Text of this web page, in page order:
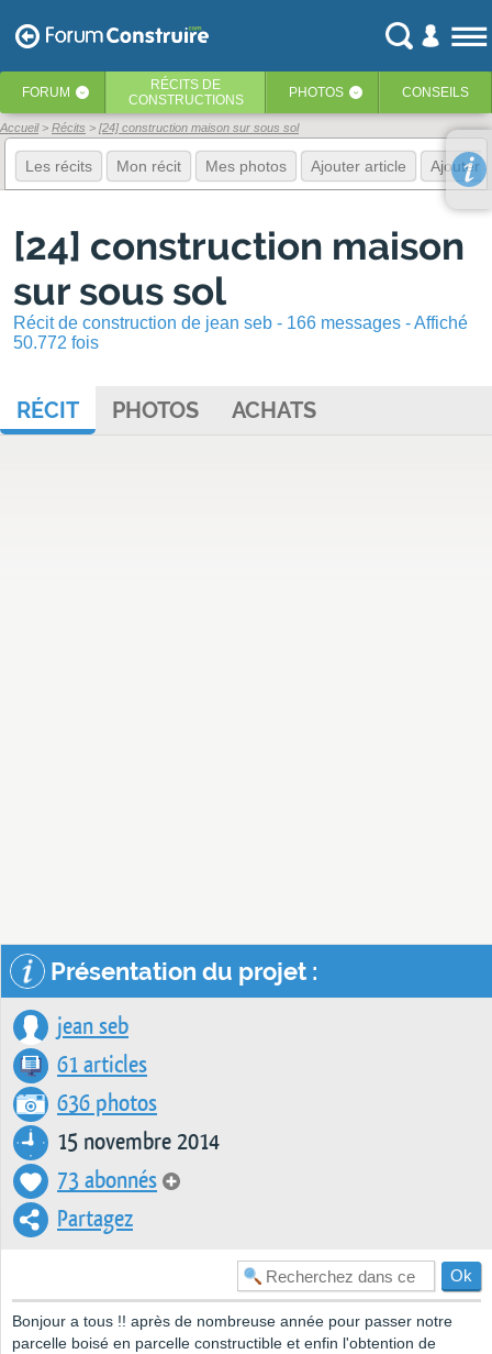
FORUM ‹ RÉCITS DE
CONSTRUCTIONS
PHOTOS ‹ CONSEILS
Accueil Récits [24] construction maison sur sous sol
Les récits Mon récit Mes photos Ajouter article Ajouter
[24] construction maison
sur sous sol
Récit de construction de jean seb - 166 messages - Affiché
50.772 fois
RÉCIT PHOTOS ACHATS
Présentation du projet :
jean seb
61 articles
636 photos
15 novembre 2014
73 abonnés
Partagez
Bonjour a tous !! après de nombreuse année pour passer notre
parcelle boisé en parcelle constructible et enfin l'obtention de